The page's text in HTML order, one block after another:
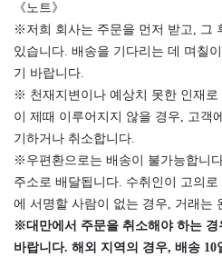
《노트》
※저희 회사는 주문을 먼저 받고, 그
있습니다. 배송을 기다리는 데 며칠
기 바랍니다.
※ 천재지변이나 예상치 못한 인재
이 제때 이루어지지 않을 경우, 고객
기하거나 취소합니다.
※우편환으로는 배송이 불가능합니
주소로 배달됩니다. 수취인이 고의
에 서명할 사람이 없는 경우, 거래는
※대만에서 주문을 취소해야 하는 경
바랍니다. 해외 지역의 경우, 배송